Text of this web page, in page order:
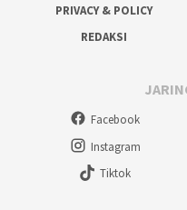
PRIVACY & POLICY
REDAKSI
Facebook
Instagram
Tiktok